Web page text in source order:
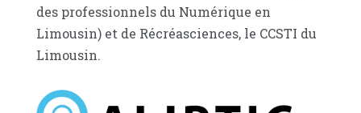
des professionnels du Numérique en
Limousin) et de Récréasciences, le CCSTI du
Limousin.